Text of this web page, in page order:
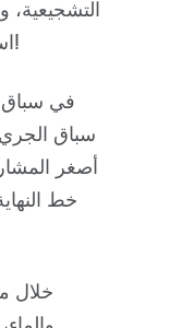
استحضروا طاقتكم وحماسكم!
في سباق
سباق
أصغر
خط
خلال